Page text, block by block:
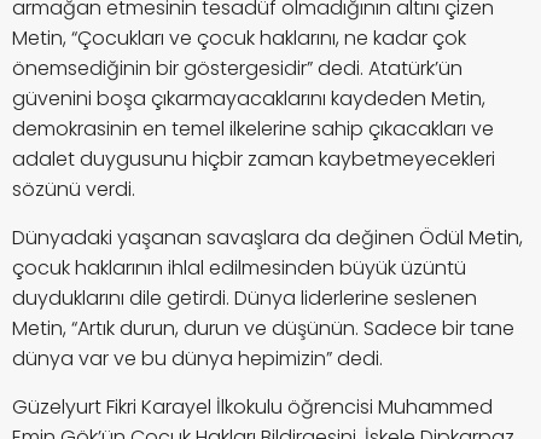
armağan etmesinin tesadüf olmadığının altını çizen
Metin, “Çocukları ve çocuk haklarını, ne kadar çok
önemsediğinin bir göstergesidir” dedi. Atatürk’ün
güvenini boşa çıkarmayacaklarını kaydeden Metin,
demokrasinin en temel ilkelerine sahip çıkacakları ve
adalet duygusunu hiçbir zaman kaybetmeyecekleri
sözünü verdi.
Dünyadaki yaşanan savaşlara da değinen Ödül Metin,
çocuk haklarının ihlal edilmesinden büyük üzüntü
duyduklarını dile getirdi. Dünya liderlerine seslenen
Metin, “Artık durun, durun ve düşünün. Sadece bir tane
dünya var ve bu dünya hepimizin” dedi.
Güzelyurt Fikri Karayel İlkokulu öğrencisi Muhammed